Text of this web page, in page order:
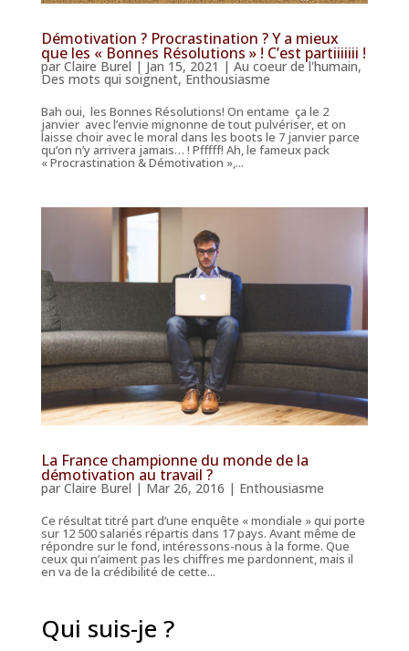
Démotivation ? Procrastination ? Y a mieux
que les « Bonnes Résolutions » ! C’est partiiiiiii !
par Claire Burel | Jan 15, 2021 | Au coeur de l'humain,
Des mots qui soignent, Enthousiasme
Bah oui, les Bonnes Résolutions! On entame ça le 2
janvier avec l’envie mignonne de tout pulvériser, et on
laisse choir avec le moral dans les boots le 7 janvier parce
qu’on n’y arrivera jamais… ! Pfffff! Ah, le fameux pack
« Procrastination & Démotivation »,...
La France championne du monde de la
démotivation au travail ?
par Claire Burel | Mar 26, 2016 | Enthousiasme
Ce résultat titré part d’une enquête « mondiale » qui porte
sur 12 500 salariés répartis dans 17 pays. Avant même de
répondre sur le fond, intéressons-nous à la forme. Que
ceux qui n’aiment pas les chiffres me pardonnent, mais il
en va de la crédibilité de cette...
Qui suis-je ?